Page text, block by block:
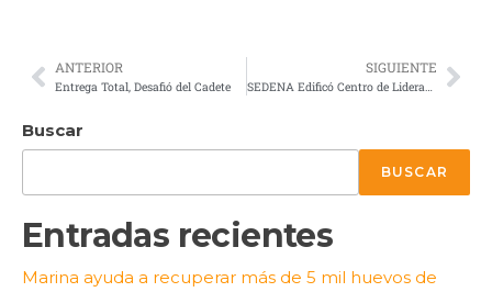
ANTERIOR
Entrega Total, Desafió del Cadete
SIGUIENTE
SEDENA Edificó Centro de Liderazgo Militar en Puebla
Buscar
BUSCAR
Entradas recientes
Marina ayuda a recuperar más de 5 mil huevos de